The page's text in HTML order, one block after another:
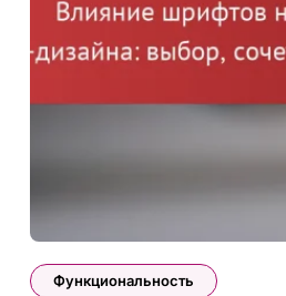
Функциональность